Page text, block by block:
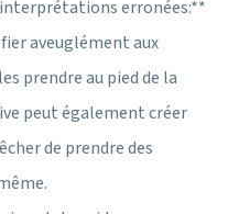
erronées:**
aveuglément aux
prendre au pied de la
peut également créer
de prendre des